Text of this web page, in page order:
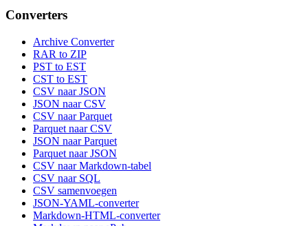
Converters
Archive Converter
RAR to ZIP
PST to EST
CST to EST
CSV naar JSON
JSON naar CSV
CSV naar Parquet
Parquet naar CSV
JSON naar Parquet
Parquet naar JSON
CSV naar Markdown-tabel
CSV naar SQL
CSV samenvoegen
JSON-YAML-converter
Markdown-HTML-converter